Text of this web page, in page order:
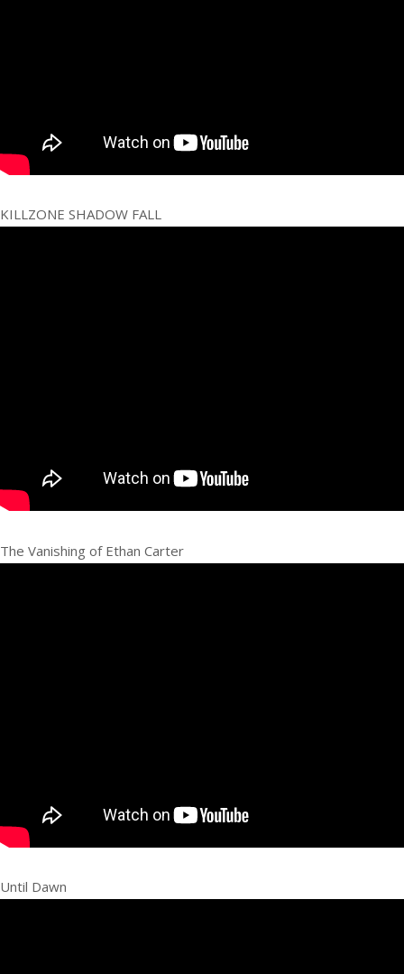
KILLZONE SHADOW FALL
The Vanishing of Ethan Carter
Until Dawn